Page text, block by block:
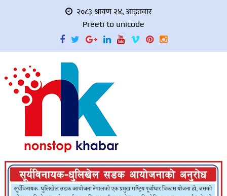
२०८३ श्रावण २४, आइतवार
Preeti to unicode